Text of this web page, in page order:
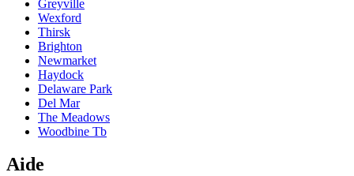
Greyville
Wexford
Thirsk
Brighton
Newmarket
Haydock
Delaware Park
Del Mar
The Meadows
Woodbine Tb
Aide